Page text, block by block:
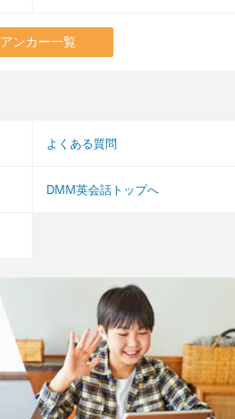
アンカー一覧
よくある質問
DMM英会話トップへ